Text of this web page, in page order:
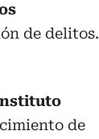
de delitos.
de